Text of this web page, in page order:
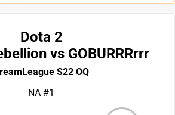
Dota 2
vs GOBURRRrrr
S22 OQ
NA #1